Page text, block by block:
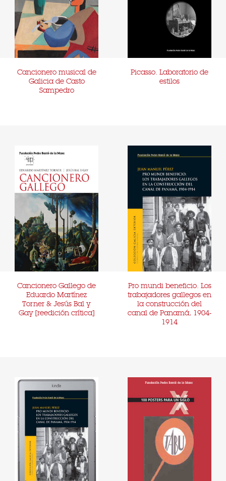
Cancionero musical de
Galicia de Casto
Sampedro
Picasso. Laboratorio de
estilos
Cancionero Gallego de
Eduardo Martínez
Torner & Jesús Bal y
Gay [reedición crítica]
Pro mundi beneficio. Los
trabajadores gallegos en
la construcción del
canal de Panamá, 1904-
1914